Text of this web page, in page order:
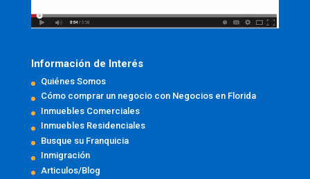
Información de Interés
Quiénes Somos
Cómo comprar un negocio con Negocios en Florida
Inmuebles Comerciales
Inmuebles Residenciales
Busque su Franquicia
Inmigración
Articulos/Blog